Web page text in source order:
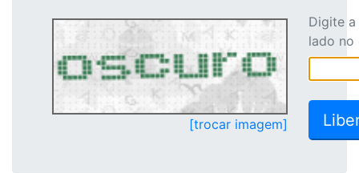
[trocar imagem]
Digite
lado no